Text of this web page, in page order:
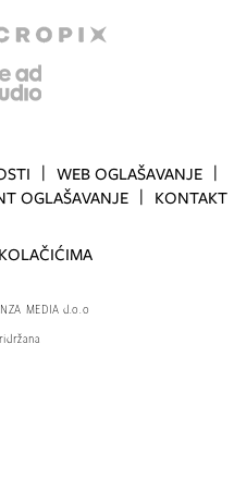
WEB OGLAŠAVANJE
OGLAŠAVANJE KONTAKT
MEDIA d.o.o